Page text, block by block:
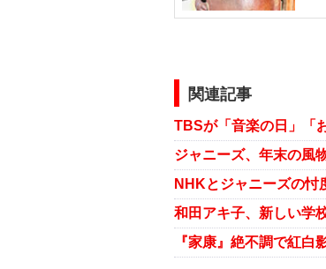
関連記事
NHKとジャニーズの忖
和田アキ子、新しい学
『家康』絶不調で紅白